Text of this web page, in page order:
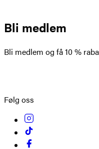
Bli medlem
Bli medlem og få 10 %
Følg oss